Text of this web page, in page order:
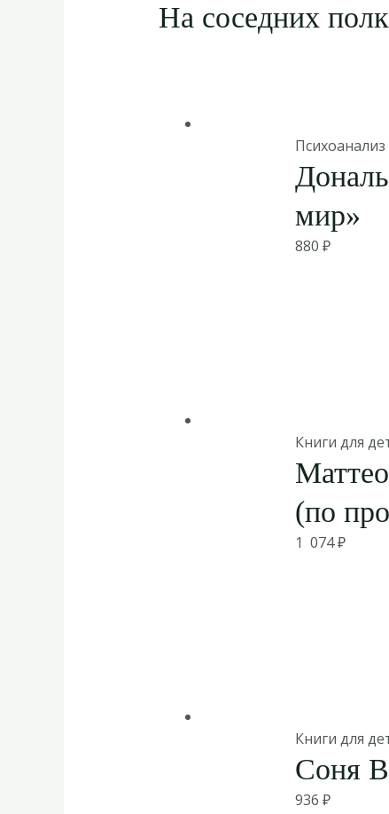
На соседних
Психоанализ
мир»
880₽
Книги для
(по
1 074₽
Книги для
Соня
936₽